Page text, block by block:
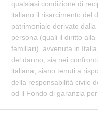
qualsiasi condizione di
italiano il risarcimento del
patrimoniale derivato
persona (quali il diritto
familiari), avvenuta in
del danno, sia nei
italiana, siano tenuti a
della responsabilità civile
od il Fondo di garanzia